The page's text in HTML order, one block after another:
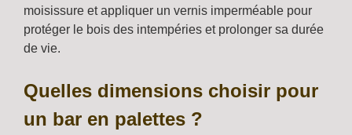
moisissure et appliquer un vernis imperméable pour
protéger le bois des intempéries et prolonger sa durée
de vie.
Quelles dimensions choisir pour
un bar en palettes ?